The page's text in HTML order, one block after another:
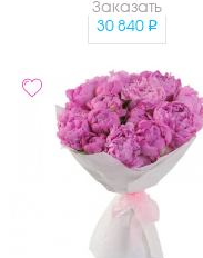
Заказать
30 840